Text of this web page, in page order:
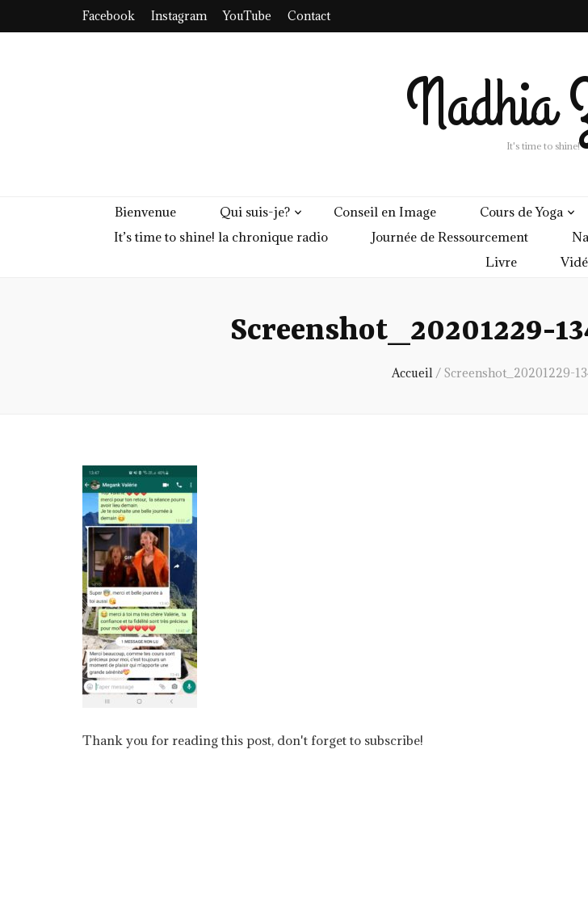
Facebook Instagram YouTube Contact
Nadhia
It's time to shine!
Bienvenue Qui suis-je? Conseil en Image Cours de Yoga
It’s time to shine! la chronique radio
Journée de Ressourcement
Livre
Screenshot_20201229-
Accueil / Screenshot_20201229-
Thank you for reading this post, don't forget to subscribe!